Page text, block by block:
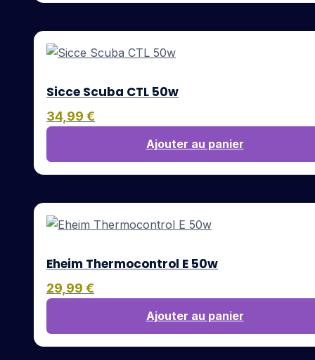
Sicce Scuba CTL 50w
34,99 €
Ajouter au panier
Eheim Thermocontrol E 50w
29,99 €
Ajouter au panier